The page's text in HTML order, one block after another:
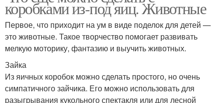
коробками из-под яиц. Животные
Первое, что приходит на ум в виде поделок для детей —
это животные. Такое творчество помогает развивать
мелкую моторику, фантазию и выучить животных.
Зайка
Из яичных коробок можно сделать простого, но очень
симпатичного зайчика. Его можно использовать для
разыгрывания кукольного спектакля или для лесной